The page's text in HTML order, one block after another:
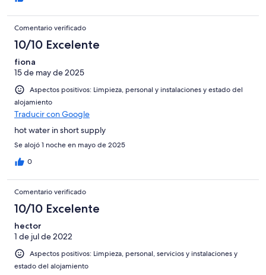
Comentario verificado
10/10 Excelente
fiona
15 de may de 2025
Aspectos positivos: Limpieza, personal y instalaciones y estado del
alojamiento
Traducir con Google
hot water in short supply
Se alojó 1 noche en mayo de 2025
0
Comentario verificado
10/10 Excelente
hector
1 de jul de 2022
Aspectos positivos: Limpieza, personal, servicios y instalaciones y
estado del alojamiento